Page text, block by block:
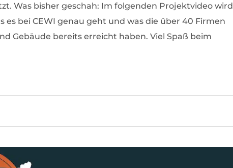
Was bisher geschah: Im folgenden Projektvideo wird
bei CEWI genau geht und was die über 40 Firmen
Gebäude bereits erreicht haben. Viel Spaß beim